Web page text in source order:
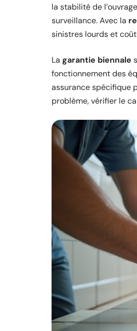
la stabilité de
surveillance. Avec la
sinistres lourds et
La garantie biennale
fonctionnement des
assurance spécifique
problème, vérifier le